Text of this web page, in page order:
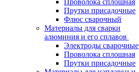
Проволока сплошная
Прутки присадочные
Флюс сварочный
Материалы для сварки
алюминия и его сплавов
Электроды сварочные
Проволока сплошная
Прутки присадочные